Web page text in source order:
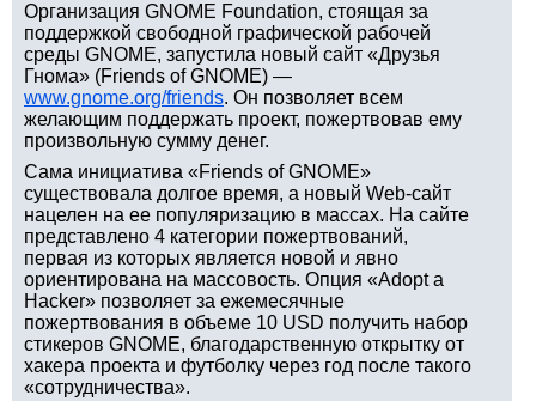
Организация GNOME Foundation, стоящая за
поддержкой свободной графической рабочей
среды GNOME, запустила новый сайт «Друзья
Гнома» (Friends of GNOME) —
www.gnome.org/friends. Он позволяет всем
желающим поддержать проект, пожертвовав ему
произвольную сумму денег.
Сама инициатива «Friends of GNOME»
существовала долгое время, а новый Web-сайт
нацелен на ее популяризацию в массах. На сайте
представлено 4 категории пожертвований,
первая из которых является новой и явно
ориентирована на массовость. Опция «Adopt a
Hacker» позволяет за ежемесячные
пожертвования в объеме 10 USD получить набор
стикеров GNOME, благодарственную открытку от
хакера проекта и футболку через год после такого
«сотрудничества».